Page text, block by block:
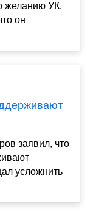
желанию УК,
он
заявил, что
усложнить